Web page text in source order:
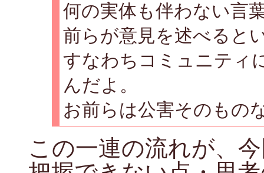
何の実体も伴わない言
前らが意見を述べると
すなわちコミュニティ
んだよ。
お前らは公害そのもの
この一連の流れが、